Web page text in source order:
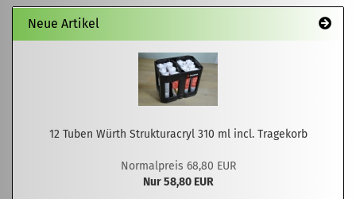
Neue Artikel
12 Tuben Würth Strukturacryl 310 ml incl. Tragekorb
Normalpreis 68,80 EUR
Nur 58,80 EUR